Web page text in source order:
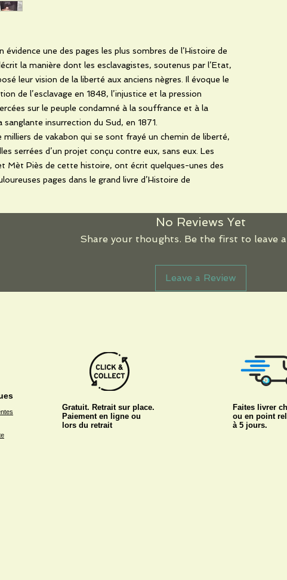
évidence une des pages les plus sombres de l’Histoire de
la manière dont les esclavagistes, soutenus par l’Etat,
leur vision de la liberté aux anciens nègres. Il évoque le
de l’esclavage en 1848, l’injustice et la pression
sur le peuple condamné à la souffrance et à la
sanglante insurrection du Sud, en 1871.
milliers de vakabon qui se sont frayé un chemin de liberté,
serrées d’un projet conçu contre eux, sans eux. Les
Mèt Piès de cette histoire, ont écrit quelques-unes des
pages dans le grand livre d’Histoire de
No Reviews Yet
Share your thoughts. Be the first to leave a
Leave a Review
Gratuit. Retrait sur place.
Paiement en ligne ou
lors du retrait
Faites livrer
ou en point
à 5 jours.